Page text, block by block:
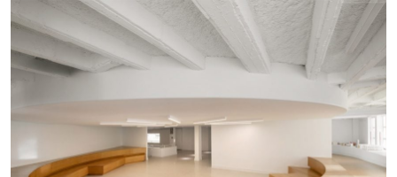
一楼有制作车间、画廊和装饰空间，以及支撑
区。楼上有开放的工作区、模型店和额外的展览